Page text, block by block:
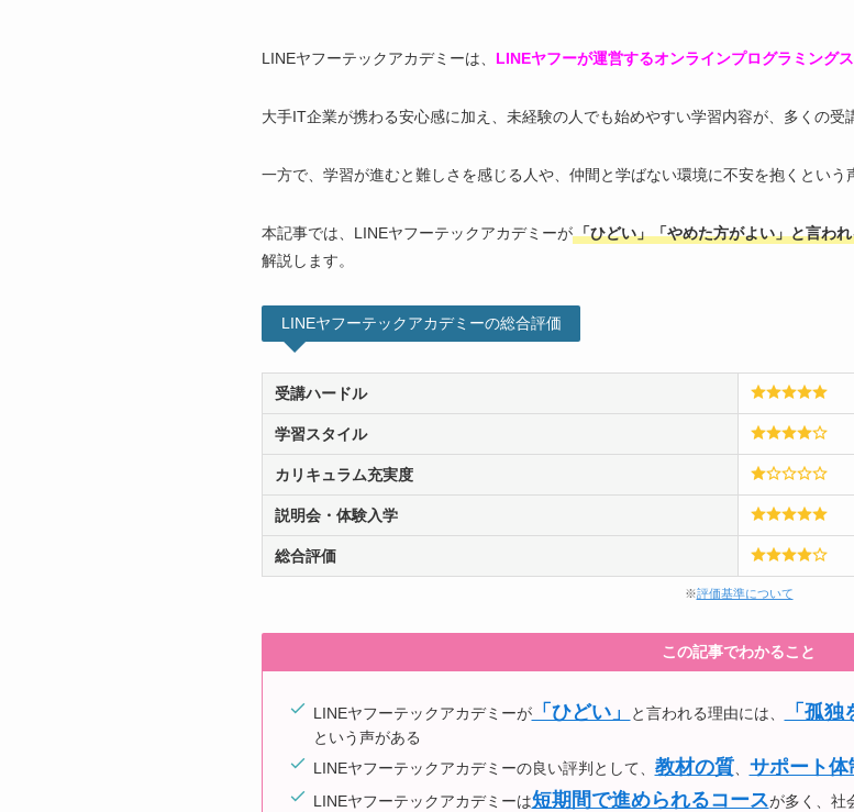
LINEヤフーテックアカデミーは、 LINEヤフーが運営するオンラインプログラミング
大手IT企業が携わる安心感に加え、未経験の人でも始めやすい学習内容が、多くの受
一方で、学習が進むと難しさを感じる人や、仲間と学ばない環境に不安を抱くという
本記事では、LINEヤフーテックアカデミーが「ひどい」「やめた方がよい」と言わ
解説します。
LINEヤフーテックアカデミーの総合評価
受講ハードル
学習スタイル
カリキュラム充実度
説明会・体験入学
総合評価
※評価基準について
この記事でわかること
LINEヤフーテックアカデミーが「ひどい」 と言われる理由には、 「孤独
という声がある
LINEヤフーテックアカデミーの良い評判として、 教材の質、 サポート体
LINEヤフーテックアカデミーは短期間で進められるコースが多く、社